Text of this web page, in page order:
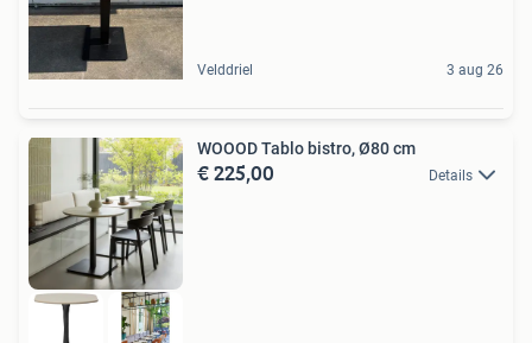
Velddriel 3 aug 26
WOOOD Tablo bistro, Ø80 cm
€ 225,00 Details